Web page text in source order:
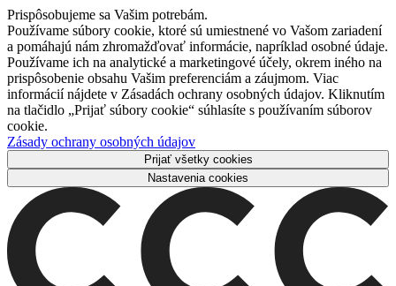
Prispôsobujeme sa Vašim potrebám.
Používame súbory cookie, ktoré sú umiestnené vo Vašom zariadení
a pomáhajú nám zhromažďovať informácie, napríklad osobné údaje.
Používame ich na analytické a marketingové účely, okrem iného na
prispôsobenie obsahu Vašim preferenciám a záujmom. Viac
informácií nájdete v Zásadách ochrany osobných údajov. Kliknutím
na tlačidlo „Prijať súbory cookie“ súhlasíte s používaním súborov
cookie.
Zásady ochrany osobných údajov
Prijať všetky cookies
Nastavenia cookies